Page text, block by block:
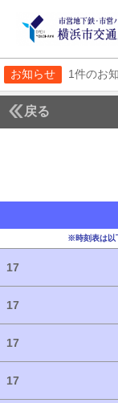
お知らせ 1件のお
戻る
※時刻表は以
17
17
17
17